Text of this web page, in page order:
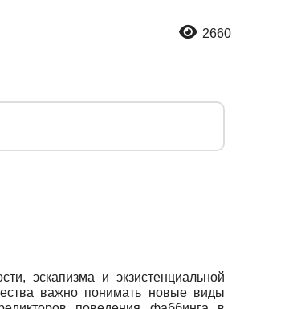
2660
эскапизма и экзистенциальной
важно понимать новые виды